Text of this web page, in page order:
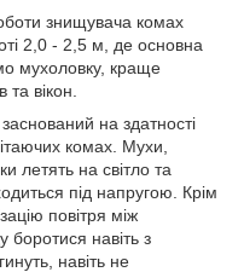
знищувача комах
2,0 - 2,5 м, де основна
мухоловку, краще
та вікон.
на здатності
комах. Мухи,
летять на світло та
під напругою. Крім
повітря між
навіть з
навіть не